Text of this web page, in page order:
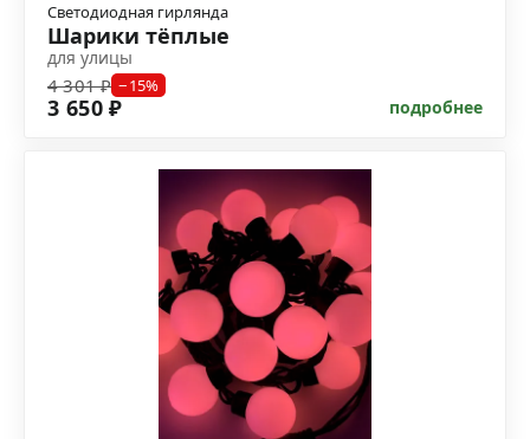
Светодиодная гирлянда
Шарики тёплые
для улицы
4 301 ₽ −15%
3 650 ₽ подробнее